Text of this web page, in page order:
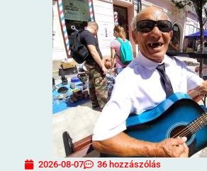
2026-08-07 36 hozzászólás